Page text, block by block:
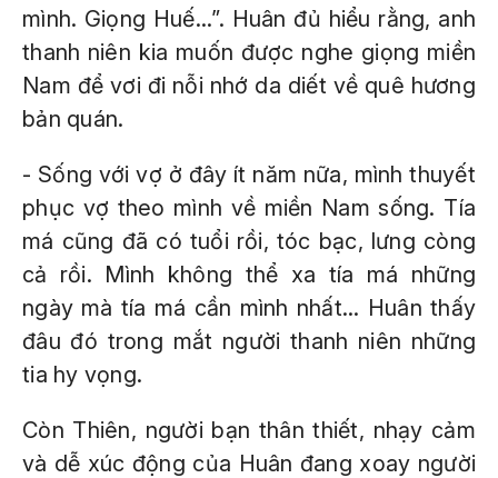
mình. Giọng Huế...”. Huân đủ hiểu rằng, anh
thanh niên kia muốn được nghe giọng miền
Nam để vơi đi nỗi nhớ da diết về quê hương
bản quán.
- Sống với vợ ở đây ít năm nữa, mình thuyết
phục vợ theo mình về miền Nam sống. Tía
má cũng đã có tuổi rồi, tóc bạc, lưng còng
cả rồi. Mình không thể xa tía má những
ngày mà tía má cần mình nhất... Huân thấy
đâu đó trong mắt người thanh niên những
tia hy vọng.
Còn Thiên, người bạn thân thiết, nhạy cảm
và dễ xúc động của Huân đang xoay người